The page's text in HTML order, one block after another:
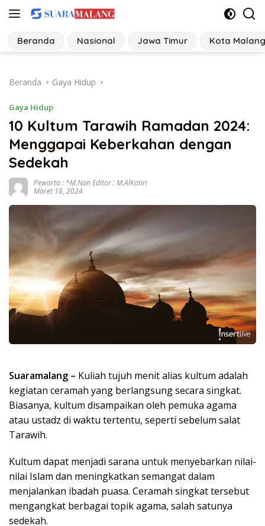
Langsung
konten
Beranda Nasional Jawa Timur Kota Malang
Beranda Gaya Hidup
Gaya Hidup
10 Kultum Tarawih Ramadan 2024:
Menggapai Keberkahan dengan
Sedekah
Pewarta : *M.Nan Editor : M.AlKatiri
Maret 18, 2024
Suaramalang – Kuliah tujuh menit alias kultum adalah
kegiatan ceramah yang berlangsung secara singkat.
Biasanya, kultum disampaikan oleh pemuka agama
atau ustadz di waktu tertentu, seperti sebelum salat
Tarawih.
Kultum dapat menjadi sarana untuk menyebarkan nilai-
nilai Islam dan meningkatkan semangat dalam
menjalankan ibadah puasa. Ceramah singkat tersebut
mengangkat berbagai topik agama, salah satunya
sedekah.